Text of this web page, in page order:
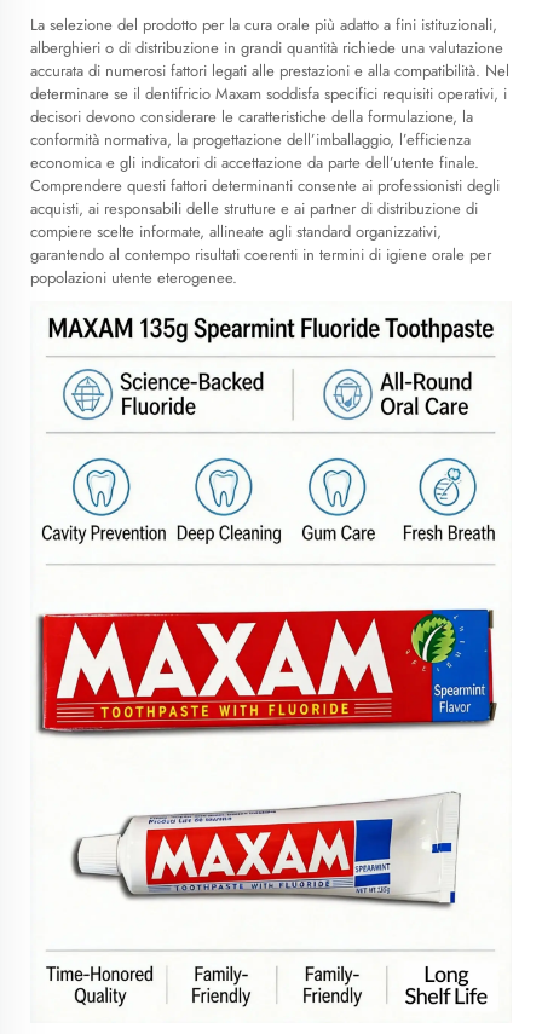
La selezione del prodotto per la cura orale più adatto a fini istituzionali,
alberghieri o di distribuzione in grandi quantità richiede una valutazione
accurata di numerosi fattori legati alle prestazioni e alla compatibilità. Nel
determinare se il dentifricio Maxam soddisfa specifici requisiti operativi, i
decisori devono considerare le caratteristiche della formulazione, la
conformità normativa, la progettazione dell’imballaggio, l’efficienza
economica e gli indicatori di accettazione da parte dell’utente finale.
Comprendere questi fattori determinanti consente ai professionisti degli
acquisti, ai responsabili delle strutture e ai partner di distribuzione di
compiere scelte informate, allineate agli standard organizzativi,
garantendo al contempo risultati coerenti in termini di igiene orale per
popolazioni utente eterogenee.